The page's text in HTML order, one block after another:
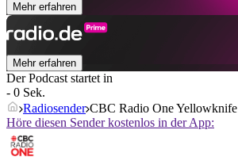
Mehr erfahren
Mehr erfahren
Der Podcast startet in
- 0 Sek.
Radiosender CBC Radio One Yellowknife
Höre diesen Sender kostenlos in der App: